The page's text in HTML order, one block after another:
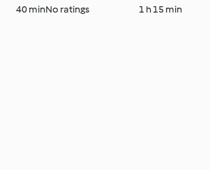
40 minNo ratings 1 h 15 min